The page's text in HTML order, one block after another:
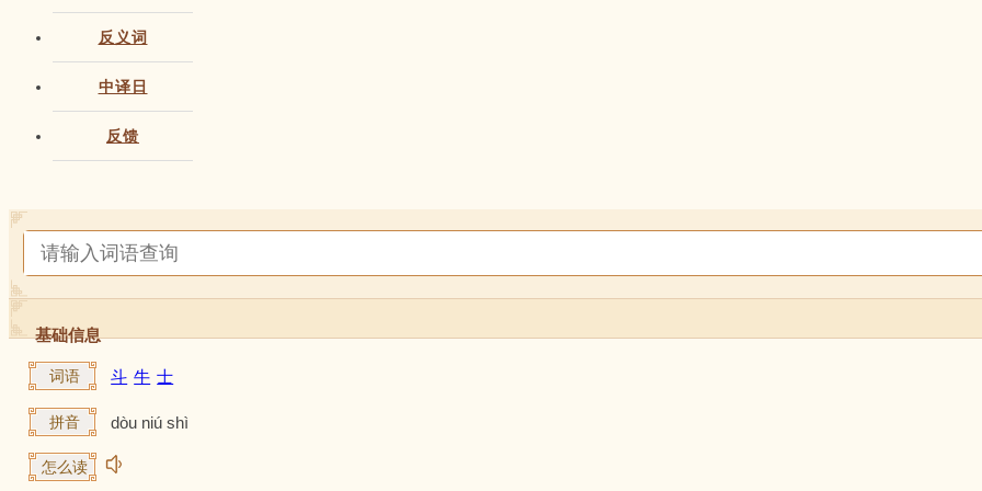
反义词
中译日
反馈
基础信息
词语 斗 牛 士
拼音 dòu niú shì
怎么读